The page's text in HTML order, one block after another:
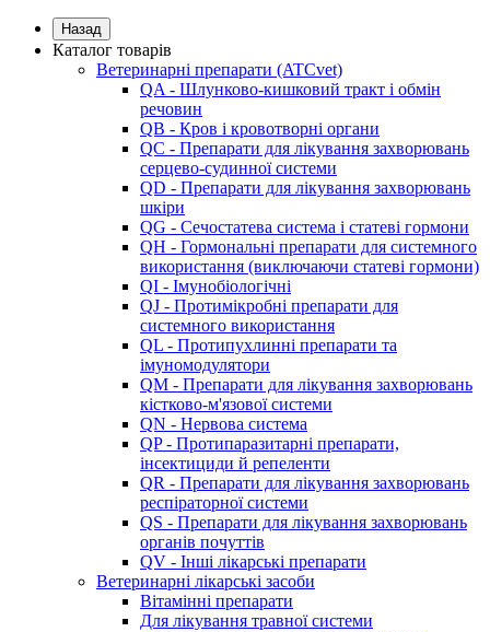
Назад
Каталог товарів
Ветеринарні препарати (ATCvet)
QA - Шлунково-кишковий тракт і обмін
речовин
QB - Кров і кровотворні органи
QC - Препарати для лікування захворювань
серцево-судинної системи
QD - Препарати для лікування захворювань
шкіри
QG - Сечостатева система і статеві гормони
QH - Гормональні препарати для системного
використання (виключаючи статеві гормони)
QI - Імунобіологічні
QJ - Протимікробні препарати для
системного використання
QL - Протипухлинні препарати та
імуномодулятори
QM - Препарати для лікування захворювань
кістково-м'язової системи
QN - Нервова система
QP - Протипаразитарні препарати,
інсектициди й репеленти
QR - Препарати для лікування захворювань
респіраторної системи
QS - Препарати для лікування захворювань
органів почуттів
QV - Інші лікарські препарати
Ветеринарні лікарські засоби
Вітамінні препарати
Для лікування травної системи